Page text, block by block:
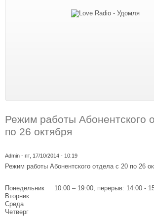
Режим работы Абонентского
по 26 октября
Admin - пт, 17/10/2014 - 10:19
Режим работы Абонентского отдела с 20 по 26
Понедельник 10:00 – 19:00, перерыв: 14:00 -
Вторник
Среда
Четверг